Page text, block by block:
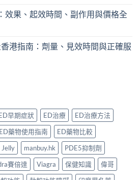
效果、起效時間、副作用與價格全
港指南：劑量、見效時間與正確服
早期症狀 ED治療
ED治療方法
ED藥物使用指南
ED藥物比較
Jelly manbuy.hk
PDE5抑制劑
賽倍達 Viagra 保健知識
偉哥